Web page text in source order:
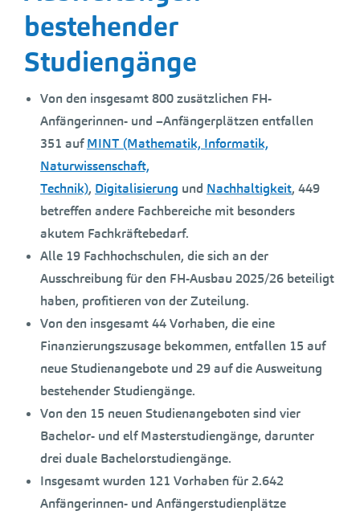
bestehender
Studiengänge
Von den insgesamt 800 zusätzlichen FH-
Anfängerinnen- und –Anfängerplätzen entfallen
351 aufMINT (Mathematik, Informatik,
Naturwissenschaft,
Technik), Digitalisierung und Nachhaltigkeit, 449
betreffen andere Fachbereiche mit besonders
akutem Fachkräftebedarf.
Alle 19 Fachhochschulen, die sich an der
Ausschreibung für den FH-Ausbau 2025/26 beteiligt
haben, profitieren von der Zuteilung.
Von den insgesamt 44 Vorhaben, die eine
Finanzierungszusage bekommen, entfallen 15 auf
neue Studienangebote und 29 auf die Ausweitung
bestehender Studiengänge.
Von den 15 neuen Studienangeboten sind vier
Bachelor- und elf Masterstudiengänge, darunter
drei duale Bachelorstudiengänge.
Insgesamt wurden 121 Vorhaben für 2.642
Anfängerinnen- und Anfängerstudienplätze